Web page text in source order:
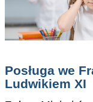
Posługa we
Ludwikiem XI